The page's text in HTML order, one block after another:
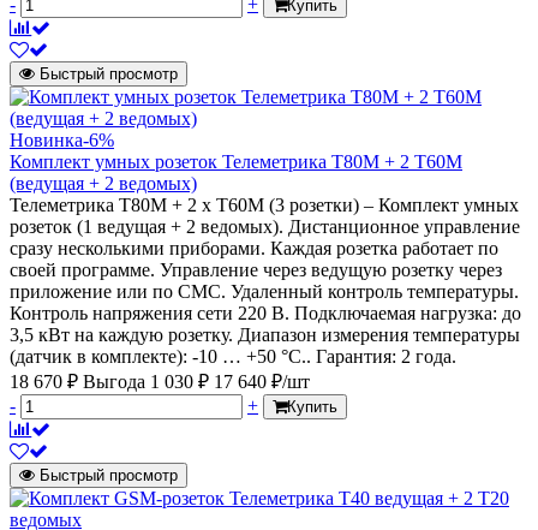
- + Купить
Быстрый просмотр
Новинка-6%
Комплект умных розеток Телеметрика T80M + 2 T60M
(ведущая + 2 ведомых)
Телеметрика Т80M + 2 х Т60M (3 розетки) – Комплект умных
розеток (1 ведущая + 2 ведомых). Дистанционное управление
сразу несколькими приборами. Каждая розетка работает по
своей программе. Управление через ведущую розетку через
приложение или по СМС. Удаленный контроль температуры.
Контроль напряжения сети 220 В. Подключаемая нагрузка: до
3,5 кВт на каждую розетку. Диапазон измерения температуры
(датчик в комплекте): -10 … +50 °C.. Гарантия: 2 года.
18 670 ₽ Выгода 1 030 ₽ 17 640 ₽/шт
-
+ Купить
Быстрый просмотр